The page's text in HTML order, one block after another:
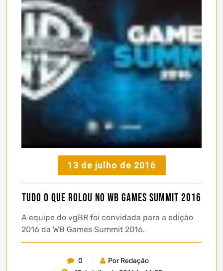
13 de julho de 2016
Tudo o que rolou no WB Games Summit 2016
A equipe do vgBR foi convidada para a edição
2016 da WB Games Summit 2016.
0
Por Redação